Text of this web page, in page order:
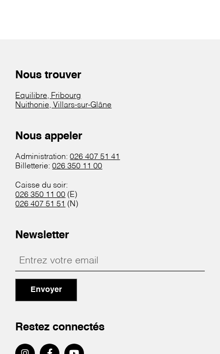
Nous trouver
Equilibre, Fribourg
Nuithonie, Villars-sur-Glâne
Nous appeler
Administration:026 407 51 41
Billetterie:026 350 11 00
Caisse du soir:
026 350 11 00 (E)
026 407 51 51 (N)
Newsletter
Envoyer
Restez connectés